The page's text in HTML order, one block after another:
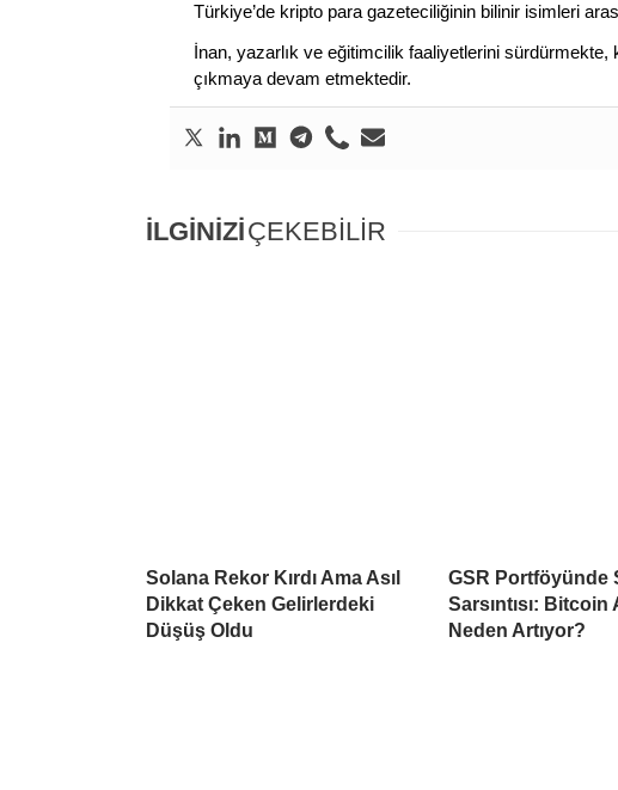
Türkiye’de kripto para gazeteciliğinin bilinir isimleri
İnan, yazarlık ve eğitimcilik faaliyetlerini
çıkmaya devam etmektedir.
İLGİNİZİÇEKEBİLİR
Solana Rekor Kırdı Ama Asıl
Dikkat Çeken Gelirlerdeki
Düşüş Oldu
GSR Portföyünde
Sarsıntısı: Bitcoin
Neden Artıyor?